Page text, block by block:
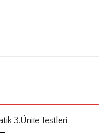
3.Ünite Testleri